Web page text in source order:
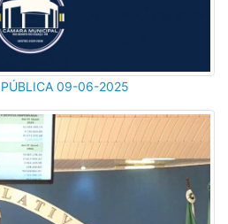
PÚBLICA 09-06-2025